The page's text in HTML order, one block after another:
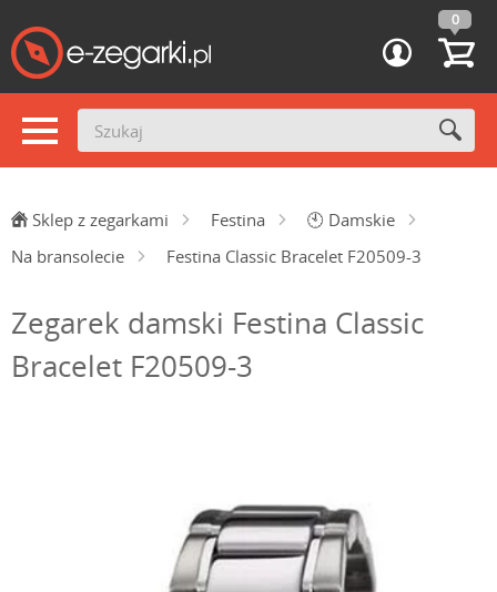
0
Sklep z zegarkami Festina 🕙 Damskie
Na bransolecie
Festina Classic Bracelet F20509-3
Zegarek damski Festina Classic
Bracelet F20509-3